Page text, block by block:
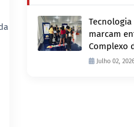
marcam
Complexo
Julho 02,